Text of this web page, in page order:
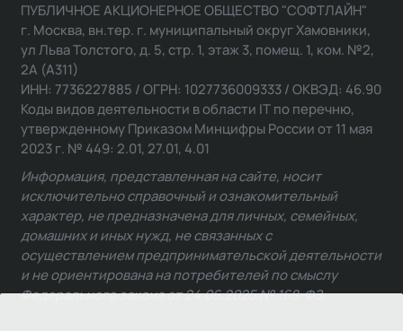
ПУБЛИЧНОЕ АКЦИОНЕРНОЕ ОБЩЕСТВО "СОФТЛАЙН"
г. Москва, вн.тер. г. муниципальный округ Хамовники,
ул Льва Толстого, д. 5, стр. 1, этаж 3, помещ. 1, ком. №2,
2А (А311)
ИНН: 7736227885 / ОГРН: 1027736009333 / ОКВЭД: 46.90
Коды видов деятельности в области IT по перечню,
утвержденному Приказом Минцифры России от 11 мая
2023 г. № 449: 2.01, 27.01, 4.01
Информация, представленная на сайте, носит
исключительно справочный и ознакомительный
характер, не предназначена для личных, семейных,
домашних и иных нужд, не связанных с
осуществлением предпринимательской деятельности
и не ориентирована на потребителей по смыслу
Федерального закона от 24.06.2025 № 168-ФЗ.